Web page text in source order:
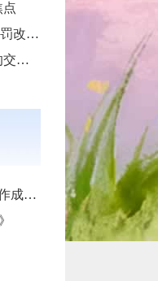
点
红牌争议引爆赛场：2026世界杯1/16决赛判罚改写战局
跨区空运枢纽重构：2026世界杯北美赛场的交通协同与效能优化方案
规